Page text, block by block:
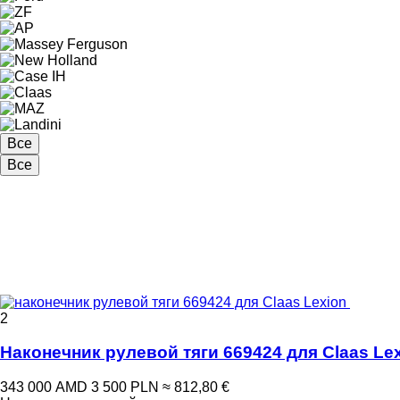
Все
Все
2
Наконечник рулевой тяги 669424 для Claas
343 000 AMD 3 500 PLN ≈ 812,80 €